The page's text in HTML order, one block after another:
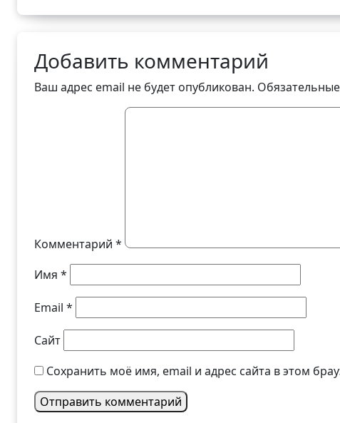
Добавить комментарий
Ваш адрес email не будет опубликован.
Комментарий *
Имя *
Email *
Сайт
Сохранить моё имя, email и адрес сайта в этом